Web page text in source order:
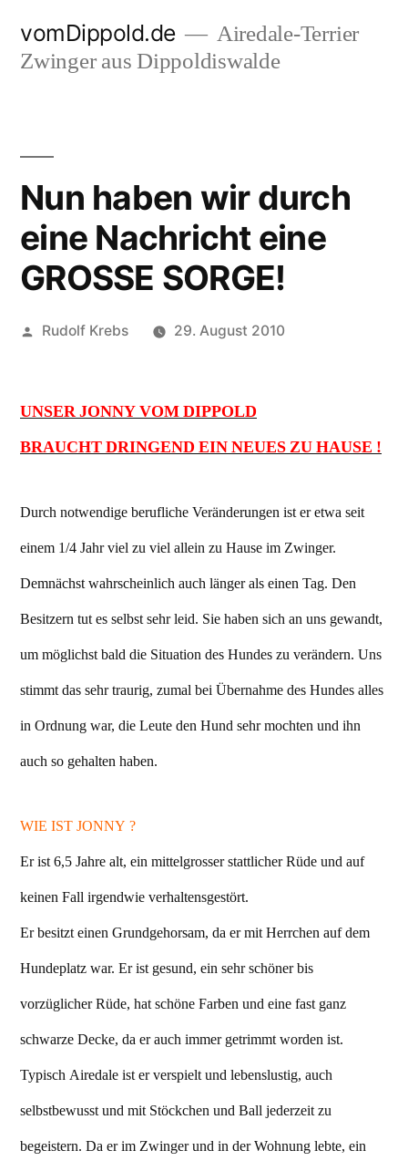
Inhalt
vomDippold.de
Airedale-Terrier
Zwinger aus Dippoldiswalde
Nun haben wir durch
eine Nachricht eine
GROSSE SORGE!
Veröffentlicht
Rudolf Krebs 29. August 2010
UNSER JONNY VOM DIPPOLD
BRAUCHT DRINGEND EIN NEUES ZU HAUSE !
Durch notwendige berufliche Veränderungen ist er etwa seit
einem 1/4 Jahr viel zu viel allein zu Hause im Zwinger.
Demnächst wahrscheinlich auch länger als einen Tag. Den
Besitzern tut es selbst sehr leid. Sie haben sich an uns gewandt,
um möglichst bald die Situation des Hundes zu verändern. Uns
stimmt das sehr traurig, zumal bei Übernahme des Hundes alles
in Ordnung war, die Leute den Hund sehr mochten und ihn
auch so gehalten haben.
WIE IST JONNY ?
Er ist 6,5 Jahre alt, ein mittelgrosser stattlicher Rüde und auf
keinen Fall irgendwie verhaltensgestört.
Er besitzt einen Grundgehorsam, da er mit Herrchen auf dem
Hundeplatz war. Er ist gesund, ein sehr schöner bis
vorzüglicher Rüde, hat schöne Farben und eine fast ganz
schwarze Decke, da er auch immer getrimmt worden ist.
Typisch Airedale ist er verspielt und lebenslustig, auch
selbstbewusst und mit Stöckchen und Ball jederzeit zu
begeistern. Da er im Zwinger und in der Wohnung lebte, ein